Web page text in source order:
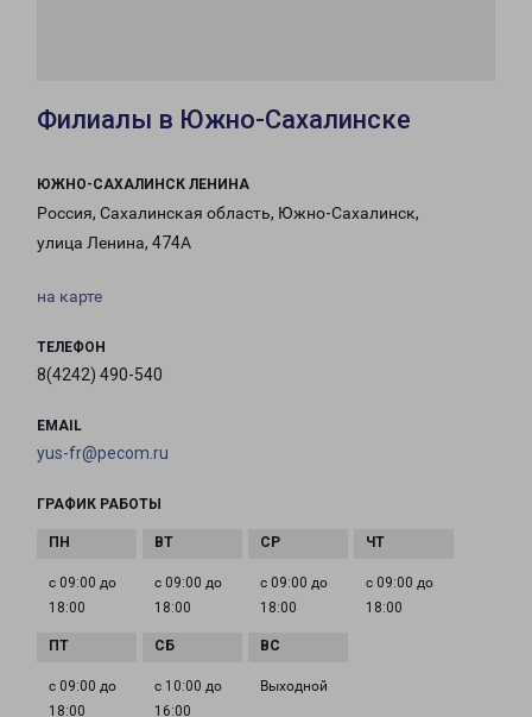
Филиалы в Южно-Сахалинске
ЮЖНО-САХАЛИНСК ЛЕНИНА
Россия, Сахалинская область, Южно-Сахалинск,
улица Ленина, 474А
на карте
ТЕЛЕФОН
8(4242) 490-540
EMAIL
yus-fr@pecom.ru
ГРАФИК РАБОТЫ
с 09:00 до
18:00
с 09:00 до
18:00
с 09:00 до
18:00
с 09:00 до
18:00
с 09:00 до
18:00
с 10:00 до
16:00
Выходной